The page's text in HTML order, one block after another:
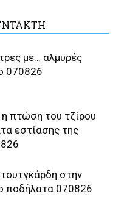
με… αλμυρές
070826
πτώση του τζίρου
εστίασης της
στην
ποδήλατα 070826